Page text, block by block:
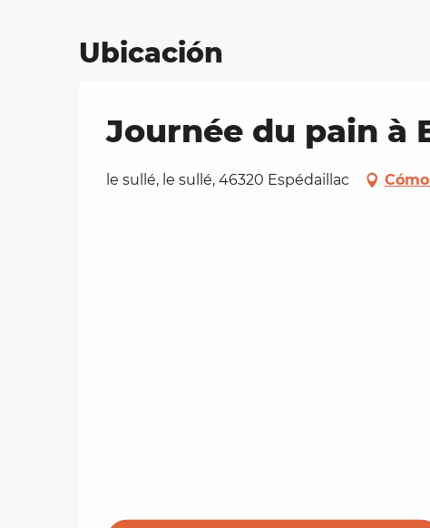
Ubicación
Journée du pain à
le sullé, le sullé, 46320 Espédaillac